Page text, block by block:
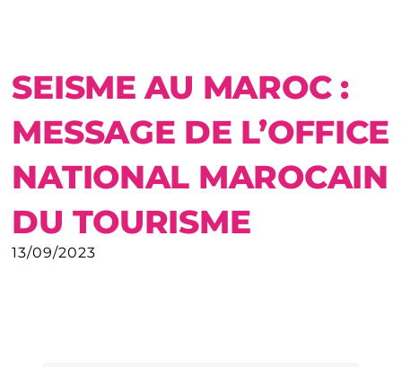
SEISME AU MAROC :
MESSAGE DE L’OFFICE
NATIONAL MAROCAIN
DU TOURISME
13/09/2023